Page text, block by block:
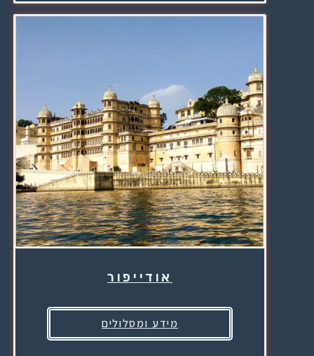
אודייפור
מידע ומסלולים